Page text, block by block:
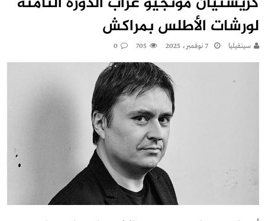
لورشات الأطلس بمراكش
سينفيليا 7 نوفمبر، 2025 705
0